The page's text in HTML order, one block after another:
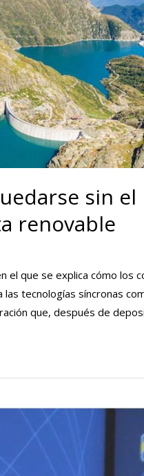
sin
renovable
el que se explica cómo los
tecnologías síncronas
que, después de